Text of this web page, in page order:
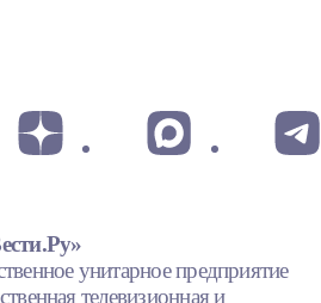
унитарное предприятие
телевизионная и